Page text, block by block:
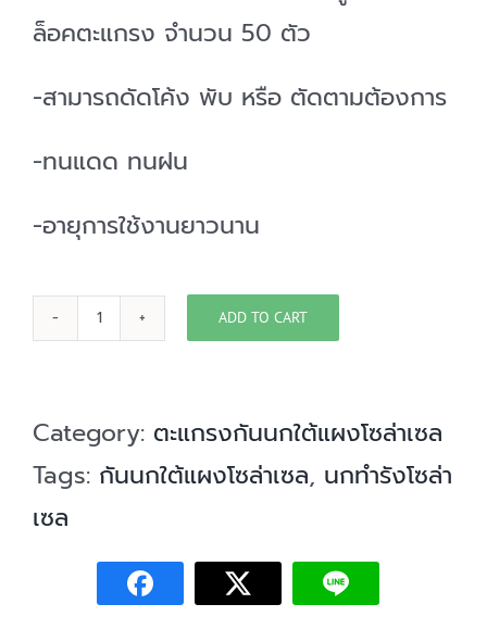
ล็อคตะแกรง จำนวน 50 ตัว
-สามารถดัดโค้ง พับ หรือ ตัดตามต้องการ
-ทนแดด ทนฝน
-อายุการใช้งานยาวนาน
ตะแกรง
นก
ใต้
ADD TO CART
Category: ตะแกรงกันนกใต้แผงโซล่าเซล
Tags: กันนกใต้แผงโซล่าเซล, นกทำรังโซล่า
เซล